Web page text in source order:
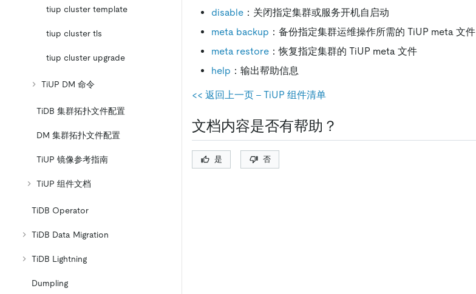
tiup cluster template
tiup cluster tls
tiup cluster upgrade
TiUP DM 命令
TiDB 集群拓扑文件配置
DM 集群拓扑文件配置
TiUP 镜像参考指南
TiUP 组件文档
TiDB Operator
TiDB Data Migration
TiDB Lightning
Dumpling
disable ：关闭指定集群或服务开机自启动
meta backup ：备份指定集群运维操作所需的 TiUP meta 文件
meta restore ：恢复指定集群的 TiUP meta 文件
help ：输出帮助信息
<< 返回上一页 - TiUP 组件清单
文档内容是否有帮助？
是 否